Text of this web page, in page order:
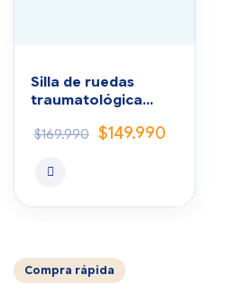
Compra rápida
Silla de ruedas
traumatológica
$169.990 $149.990